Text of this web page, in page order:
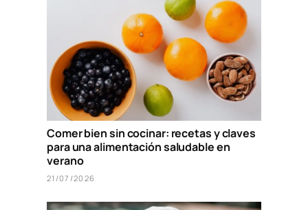
Comer bien sin cocinar: recetas y claves
para una alimentación saludable en
verano
21/07/2026